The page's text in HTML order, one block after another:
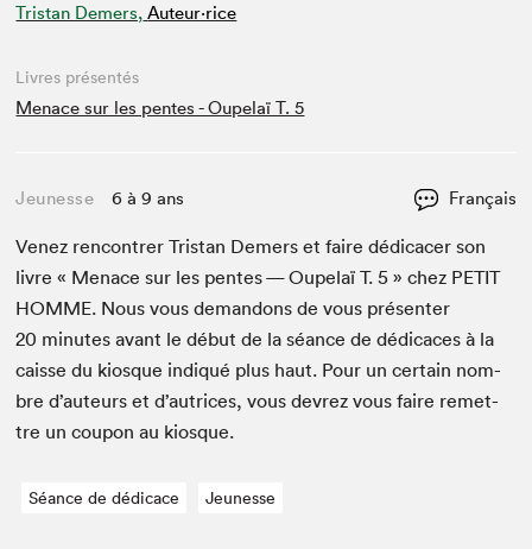
Tristan Demers, Auteur·rice
Livres présentés
Menace sur les pentes - Oupelaï T. 5
Jeunesse 6 à 9 ans Français
Venez ren­con­tr­er Tris­tan Demers et faire dédi­cac­er son
livre « Men­ace sur les pentes — Oupelaï T.5 » chez PETIT
HOMME. Nous vous deman­dons de vous présen­ter
20 min­utes avant le début de la séance de dédi­caces à la
caisse du kiosque indiqué plus haut. Pour un cer­tain nom­
bre d’auteurs et d’autrices, vous devrez vous faire remet­
tre un coupon au kiosque.
Séance de dédicace Jeunesse